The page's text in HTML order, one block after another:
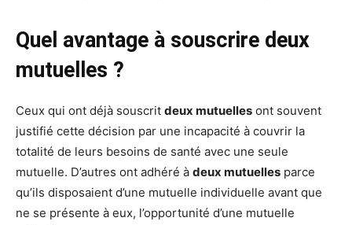
Quel avantage à souscrire deux
mutuelles ?
Ceux qui ont déjà souscrit deux mutuelles ont souvent
justifié cette décision par une incapacité à couvrir la
totalité de leurs besoins de santé avec une seule
mutuelle. D’autres ont adhéré à deux mutuelles parce
qu’ils disposaient d’une mutuelle individuelle avant que
ne se présente à eux, l’opportunité d’une mutuelle